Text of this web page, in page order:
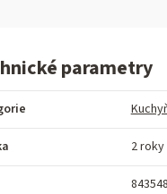
parametry
2 roky